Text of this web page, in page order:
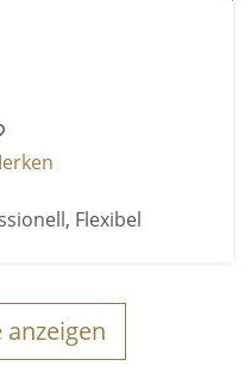
Flexibel
anzeigen